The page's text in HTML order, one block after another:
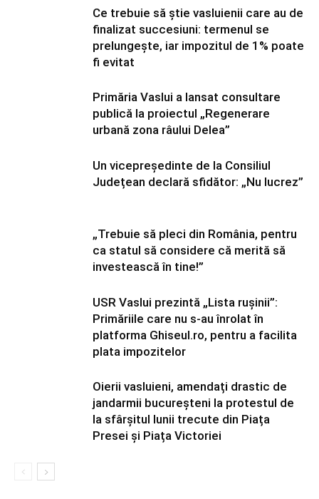
Ce trebuie să știe vasluienii care au de
finalizat succesiuni: termenul se
prelungește, iar impozitul de 1% poate
fi evitat
Primăria Vaslui a lansat consultare
publică la proiectul „Regenerare
urbană zona râului Delea”
Un vicepreședinte de la Consiliul
Județean declară sfidător: „Nu lucrez”
„Trebuie să pleci din România, pentru
ca statul să considere că merită să
investească în tine!”
USR Vaslui prezintă „Lista rușinii”:
Primăriile care nu s-au înrolat în
platforma Ghiseul.ro, pentru a facilita
plata impozitelor
Oierii vasluieni, amendați drastic de
jandarmii bucureșteni la protestul de
la sfârșitul lunii trecute din Piața
Presei și Piața Victoriei